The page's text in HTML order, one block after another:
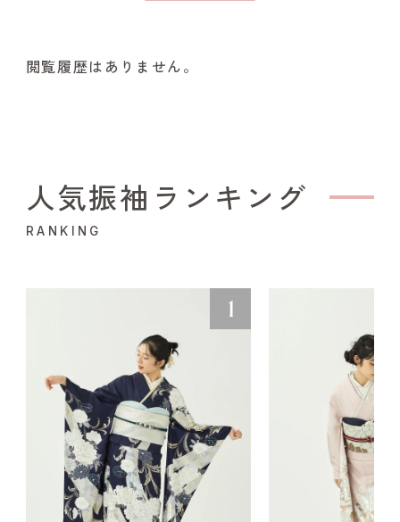
閲覧履歴はありません。
人気振袖ランキング
RANKING